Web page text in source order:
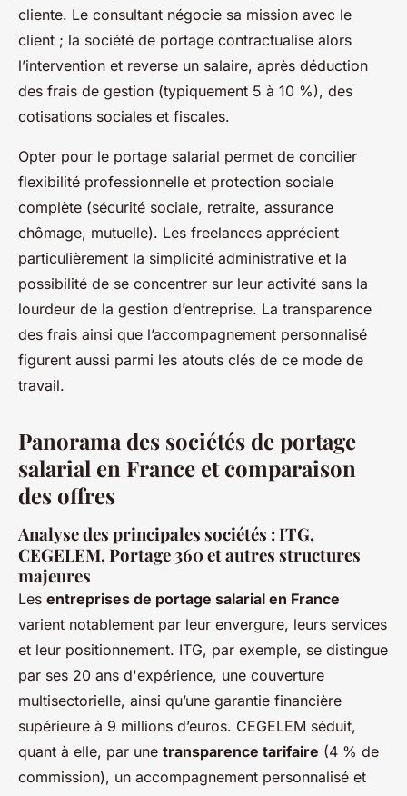
cliente. Le consultant négocie sa mission avec le
client ; la société de portage contractualise alors
l’intervention et reverse un salaire, après déduction
des frais de gestion (typiquement 5 à 10 %), des
cotisations sociales et fiscales.
Opter pour le portage salarial permet de concilier
flexibilité professionnelle et protection sociale
complète (sécurité sociale, retraite, assurance
chômage, mutuelle). Les freelances apprécient
particulièrement la simplicité administrative et la
possibilité de se concentrer sur leur activité sans la
lourdeur de la gestion d’entreprise. La transparence
des frais ainsi que l’accompagnement personnalisé
figurent aussi parmi les atouts clés de ce mode de
travail.
Panorama des sociétés de portage
salarial en France et comparaison
des offres
Analyse des principales sociétés : ITG,
CEGELEM, Portage 360 et autres structures
majeures
Les entreprises de portage salarial en France
varient notablement par leur envergure, leurs services
et leur positionnement. ITG, par exemple, se distingue
par ses 20 ans d'expérience, une couverture
multisectorielle, ainsi qu’une garantie financière
supérieure à 9 millions d’euros. CEGELEM séduit,
quant à elle, par une transparence tarifaire (4 % de
commission), un accompagnement personnalisé et